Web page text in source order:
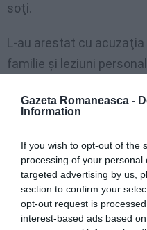
Gazeta Romaneasca -
Information
If you wish to opt-out of the
processing of your
targeted advertising by us,
section to confirm your
opt-out request is
interest-based ads based
soţi.
L-au arestat cu
familie şi leziuni
româncă, din cauza
Rieti unde medicii i-au
traumatisme
şi-a mai agresat şi alte
penitenciarul din Rieti.